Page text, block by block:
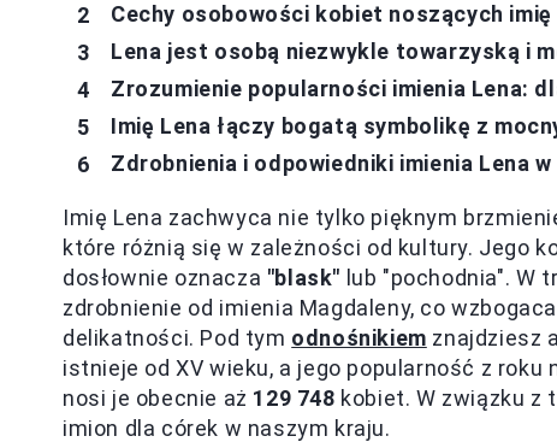
Cechy osobowości kobiet noszących imię
Lena jest osobą niezwykle towarzyską i
Zrozumienie popularności imienia Lena:
Imię Lena łączy bogatą symbolikę z
Zdrobnienia i odpowiedniki imienia Lena
Imię Lena zachwyca nie tylko pięknym
które różnią się w zależności od kultury. Jego
dosłownie oznacza "blask" lub "pochodnia". W
zdrobnienie od imienia Magdaleny, co
delikatności. Pod tym odnośnikiem znajdziesz
istnieje od XV wieku, a jego popularność z roku
nosi je obecnie aż 129 748 kobiet. W związku z
imion dla córek w naszym kraju.